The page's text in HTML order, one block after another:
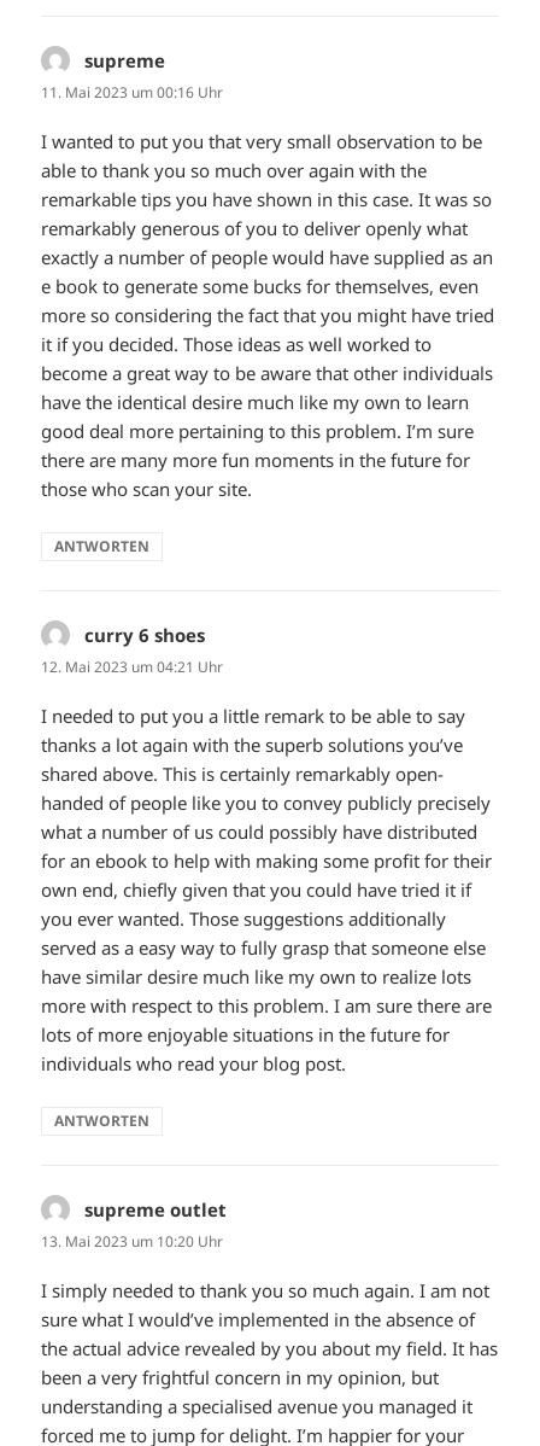
supreme
11. Mai 2023 um 00:16 Uhr
I wanted to put you that very small observation to be
able to thank you so much over again with the
remarkable tips you have shown in this case. It was so
remarkably generous of you to deliver openly what
exactly a number of people would have supplied as an
e book to generate some bucks for themselves, even
more so considering the fact that you might have tried
it if you decided. Those ideas as well worked to
become a great way to be aware that other individuals
have the identical desire much like my own to learn
good deal more pertaining to this problem. I’m sure
there are many more fun moments in the future for
those who scan your site.
ANTWORTEN
curry 6 shoes
12. Mai 2023 um 04:21 Uhr
I needed to put you a little remark to be able to say
thanks a lot again with the superb solutions you’ve
shared above. This is certainly remarkably open-
handed of people like you to convey publicly precisely
what a number of us could possibly have distributed
for an ebook to help with making some profit for their
own end, chiefly given that you could have tried it if
you ever wanted. Those suggestions additionally
served as a easy way to fully grasp that someone else
have similar desire much like my own to realize lots
more with respect to this problem. I am sure there are
lots of more enjoyable situations in the future for
individuals who read your blog post.
ANTWORTEN
supreme outlet
13. Mai 2023 um 10:20 Uhr
I simply needed to thank you so much again. I am not
sure what I would’ve implemented in the absence of
the actual advice revealed by you about my field. It has
been a very frightful concern in my opinion, but
understanding a specialised avenue you managed it
forced me to jump for delight. I’m happier for your